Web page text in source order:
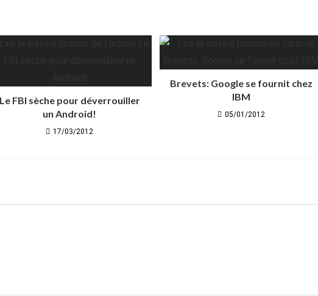
Le FBI sèche pour déverrouiller
un Android!
17/03/2012
Brevets: Google se fournit chez
IBM
05/01/2012